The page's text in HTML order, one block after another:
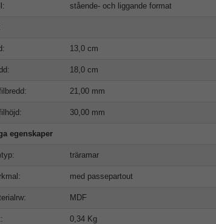
stående- och liggande format
13,0 cm
18,0 cm
21,00 mm
30,00 mm
egenskaper
träramar
med passepartout
MDF
0,34 Kg